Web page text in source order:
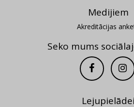
Medijiem
Akreditācijas
Seko mums
Lejupielādei